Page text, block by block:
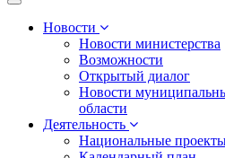
Toggle
navigationНовости
Новости министерства
Возможности
Открытый диалог
Новости
области
Деятельность
Национальные